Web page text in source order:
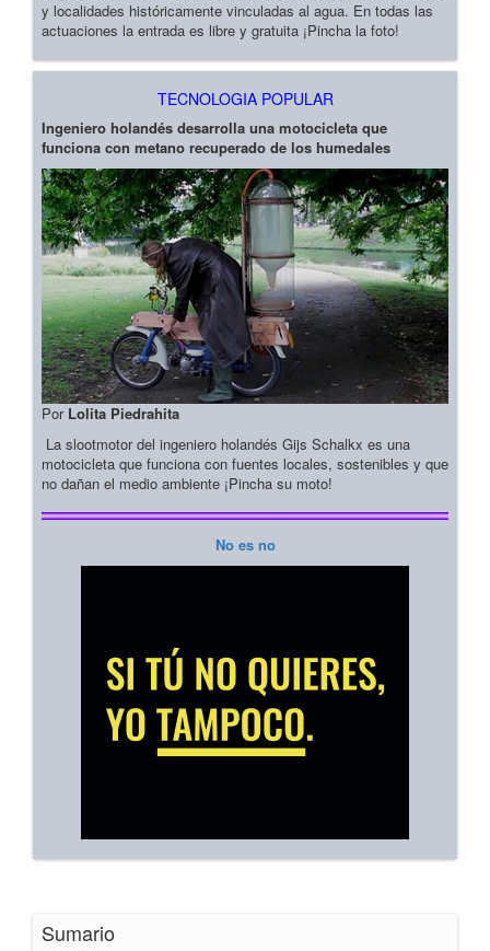
y localidades históricamente vinculadas al agua. En todas las
actuaciones la entrada es libre y gratuita ¡Pincha la foto!
TECNOLOGIA POPULAR
Ingeniero holandés desarrolla una motocicleta que
funciona con metano recuperado de los humedales
Por Lolita Piedrahita
La slootmotor del ingeniero holandés Gijs Schalkx es una
motocicleta que funciona con fuentes locales, sostenibles y que
no dañan el medio ambiente ¡Pincha su moto!
No es no
Sumario